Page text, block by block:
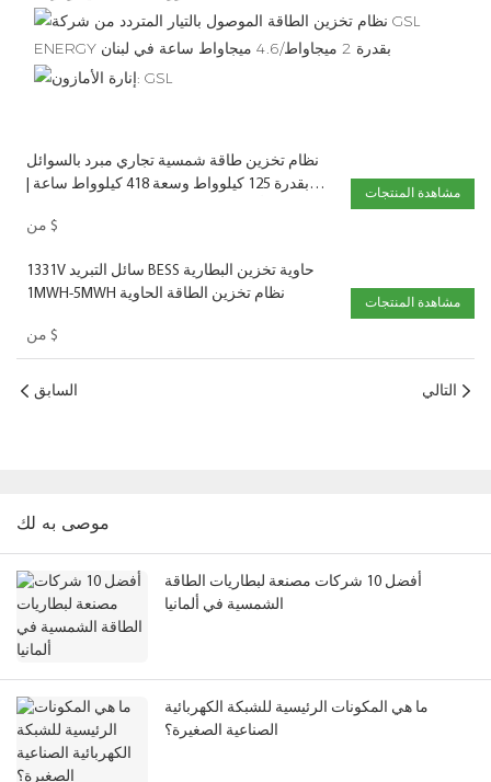
نظام تخزين طاقة شمسية تجاري مبرد بالسوائل
بقدرة 125 كيلوواط وسعة 418 كيلوواط ساعة |
$
مشاهدة المنتجات
1331V سائل التبريد BESS حاوية تخزين البطارية
1MWH-5MWH نظام تخزين الطاقة الحاوية
$
مشاهدة المنتجات
السابق التالي
موصى به لك
أفضل 10 شركات مصنعة لبطاريات الطاقة
الشمسية في ألمانيا
ما هي المكونات الرئيسية للشبكة الكهربائية
الصناعية الصغيرة؟